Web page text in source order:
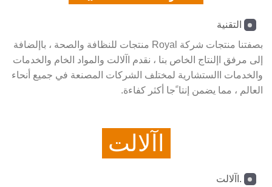
التقنية
بصفتنا منتجات شركة Royal منتجات للنظافة والصحة ، باإلضافة
إلى مرفق اإلنتاج الخاص بنا ، نقدم اآلالت والمواد الخام والخدمات
والخدمات االستشارية لمختلف الشركات المصنعة في جميع أنحاء
العالم ، مما يضمن إنتا ًجا أكثر كفاءة.
اآلالت
.اآلالت